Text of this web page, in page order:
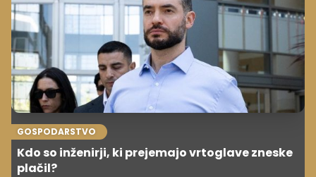
GOSPODARSTVO
Kdo so inženirji, ki prejemajo vrtoglave zneske
plačil?